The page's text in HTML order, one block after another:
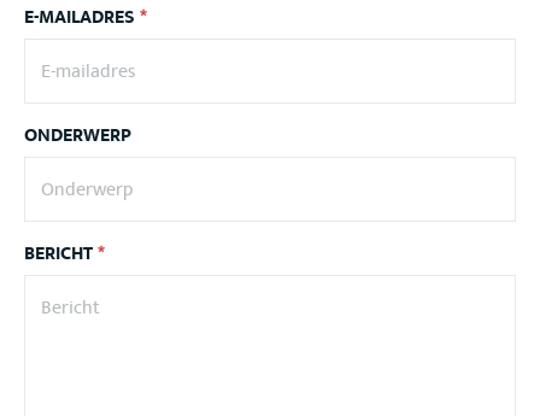
E-MAILADRES*
ONDERWERP
BERICHT*